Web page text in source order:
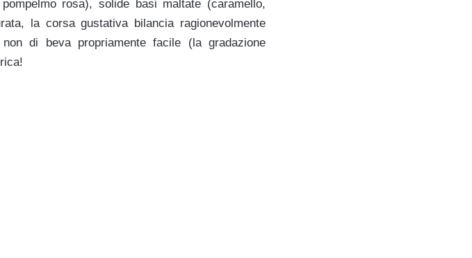
rosa), solide basi maltate (caramello,
la corsa gustativa bilancia ragionevolmente
di beva propriamente facile (la gradazione